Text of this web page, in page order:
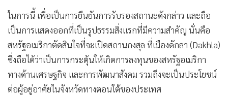
วิทยาศาสตร์
• SMEs
หุ้น
• อินโดจีน
กองทุนรวม
• Celeb Online
ในการนี้ เพื่อเป็นการยืนยันการรับรองสถานะดังกล่าว และถือ
เป็นการแสดงออกที่เป็นรูปธรรมสิ่งแรกที่มีความสําคัญ นั่นคือ
สหรัฐอเมริกาตัดสินใจที่จะเปิดสถานกงสุล ที่เมืองดักลา (Dakhla)
ซึ่งถือได้ว่าเป็นการกระตุ้นให้เกิดการลงทุนของสหรัฐอเมริกา
ทางด้านเศรษฐกิจ และการพัฒนาสังคม รวมถึงจะเป็นประโยชน์
ต่อผู้อยู่อาศัยในจังหวัดทางตอนใต้ของประเทศ